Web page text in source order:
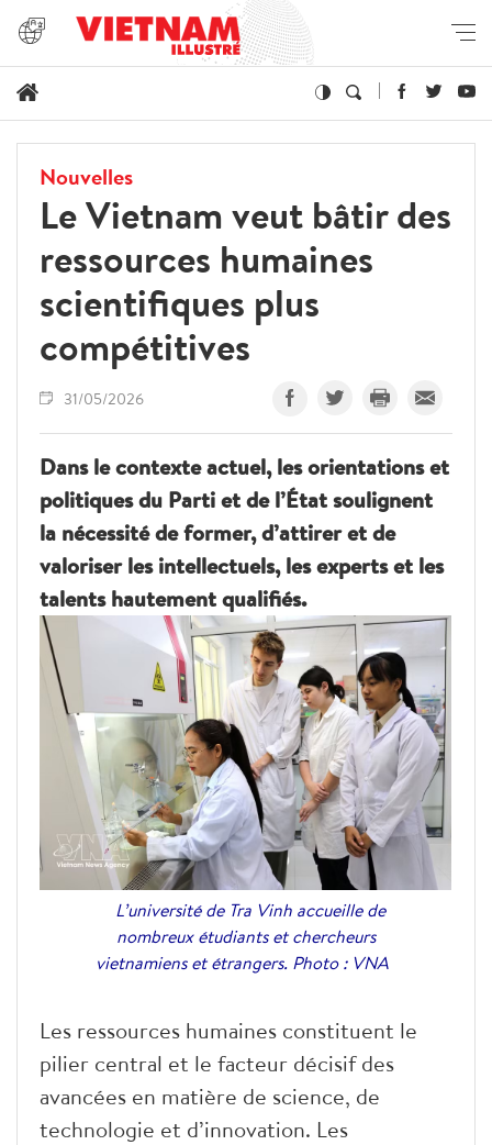
Nouvelles
Le Vietnam veut bâtir des
ressources humaines
scientifiques plus
compétitives
31/05/2026
Dans le contexte actuel, les orientations et
politiques du Parti et de l’État soulignent
la nécessité de former, d’attirer et de
valoriser les intellectuels, les experts et les
talents hautement qualifiés.
L’université de Tra Vinh accueille de
nombreux étudiants et chercheurs
vietnamiens et étrangers. Photo : VNA
Les ressources humaines constituent le
pilier central et le facteur décisif des
avancées en matière de science, de
technologie et d’innovation. Les